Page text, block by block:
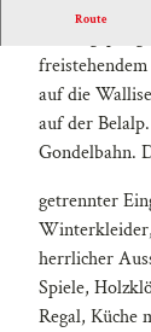
e
n
a
n
i
c
h
t
Route
auf die
auf der
Gondelbahn.
getrennter
herrlicher
Spiele,
Regal, Küche